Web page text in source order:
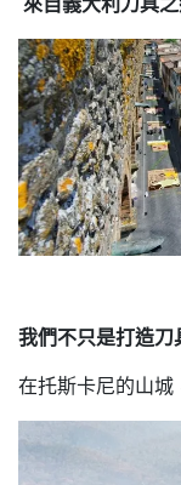
我們不只是打造刀
在托斯卡尼的山城